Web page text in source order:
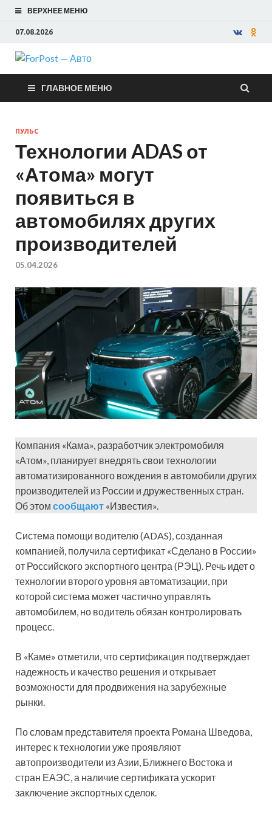
ВЕРХНЕЕ МЕНЮ
07.08.2026
ForPost —
Авто
ГЛАВНОЕ МЕНЮ
ПУЛЬС
Технологии ADAS от
«Атома» могут
появиться в
автомобилях других
производителей
05.04.2026
Компания «Кама», разработчик электромобиля
«Атом», планирует внедрять свои технологии
автоматизированного вождения в автомобили других
производителей из России и дружественных стран.
Об этом сообщают «Известия».
Система помощи водителю (ADAS), созданная
компанией, получила сертификат «Сделано в России»
от Российского экспортного центра (РЭЦ). Речь идет о
технологии второго уровня автоматизации, при
которой система может частично управлять
автомобилем, но водитель обязан контролировать
процесс.
В «Каме» отметили, что сертификация подтверждает
надежность и качество решения и открывает
возможности для продвижения на зарубежные
рынки.
По словам представителя проекта Романа Шведова,
интерес к технологии уже проявляют
автопроизводители из Азии, Ближнего Востока и
стран ЕАЭС, а наличие сертификата ускорит
заключение экспортных сделок.